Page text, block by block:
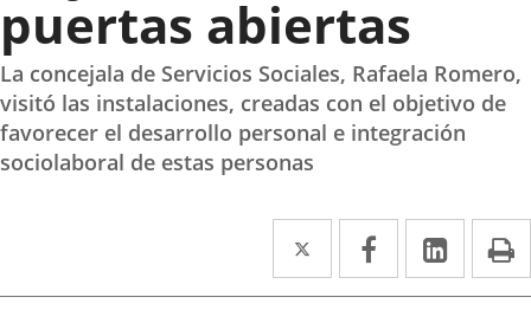
puertas abiertas
La concejala de Servicios Sociales, Rafaela Romero,
visitó las instalaciones, creadas con el objetivo de
favorecer el desarrollo personal e integración
sociolaboral de estas personas
Twitter
Enlace
a
Facebook
Enlace
a
Enlace
a